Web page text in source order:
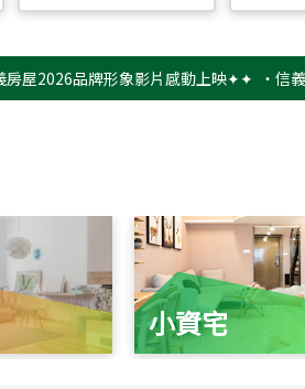
品牌形象影片感動上映✦✦ ‧信義房屋聲
小資宅